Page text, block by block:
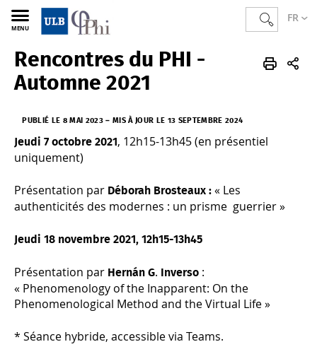
FR
MENU
PHI FR Actualités
Rencontres du PHI -
Automne 2021
PUBLIÉ LE 8 MAI 2023 – MIS À JOUR LE 13 SEPTEMBRE 2024
Jeudi 7 octobre 2021 , 12h15-13h45 (en présentiel
uniquement)
Présentation par Déborah Brosteaux : « Les
authenticités des modernes : un prisme guerrier »
Jeudi 18 novembre 2021, 12h15-13h45
Présentation par Hernán G. Inverso :
« Phenomenology of the Inapparent: On the
Phenomenological Method and the Virtual Life »
* Séance hybride, accessible via Teams.